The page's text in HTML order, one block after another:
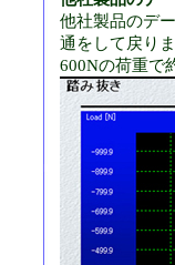
他社製品のデ
通をして戻り
600Nの荷重で